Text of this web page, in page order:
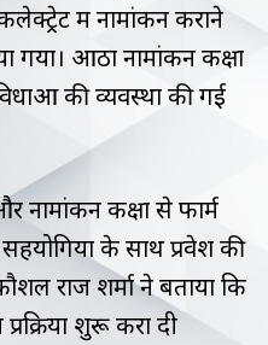
में नामांकन कराने
गया। आठों नामांकन कक्षों
की व्यवस्था की गई
नामांकन कक्षों से फार्म
के साथ प्रवेश की
राज शर्मा ने बताया कि
शुरू करा दी